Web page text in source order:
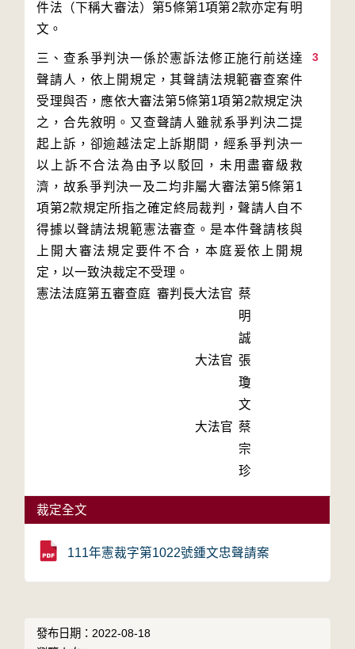
件法（下稱大審法）第5條第1項第2款亦定有明
3
三、查系爭判決一係於憲訴法修正施行前送達
聲請人，依上開規定，其聲請法規範審查案件
受理與否，應依大審法第5條第1項第2款規定決
之，合先敘明。又查聲請人雖就系爭判決二提
起上訴，卻逾越法定上訴期間，經系爭判決一
以上訴不合法為由予以駁回，未用盡審級救
濟，故系爭判決一及二均非屬大審法第5條第1
項第2款規定所指之確定終局裁判，聲請人自不
得據以聲請法規範憲法審查。是本件聲請核與
上開大審法規定要件不合，本庭爰依上開規
定，以一致決裁定不受理。
憲法法庭第五審查庭 審判長大法官 蔡
明
誠
大法官 張
瓊
文
大法官 蔡
宗
珍
裁定全文
111年憲裁字第1022號鍾文忠聲請案
發布日期：2022-08-18